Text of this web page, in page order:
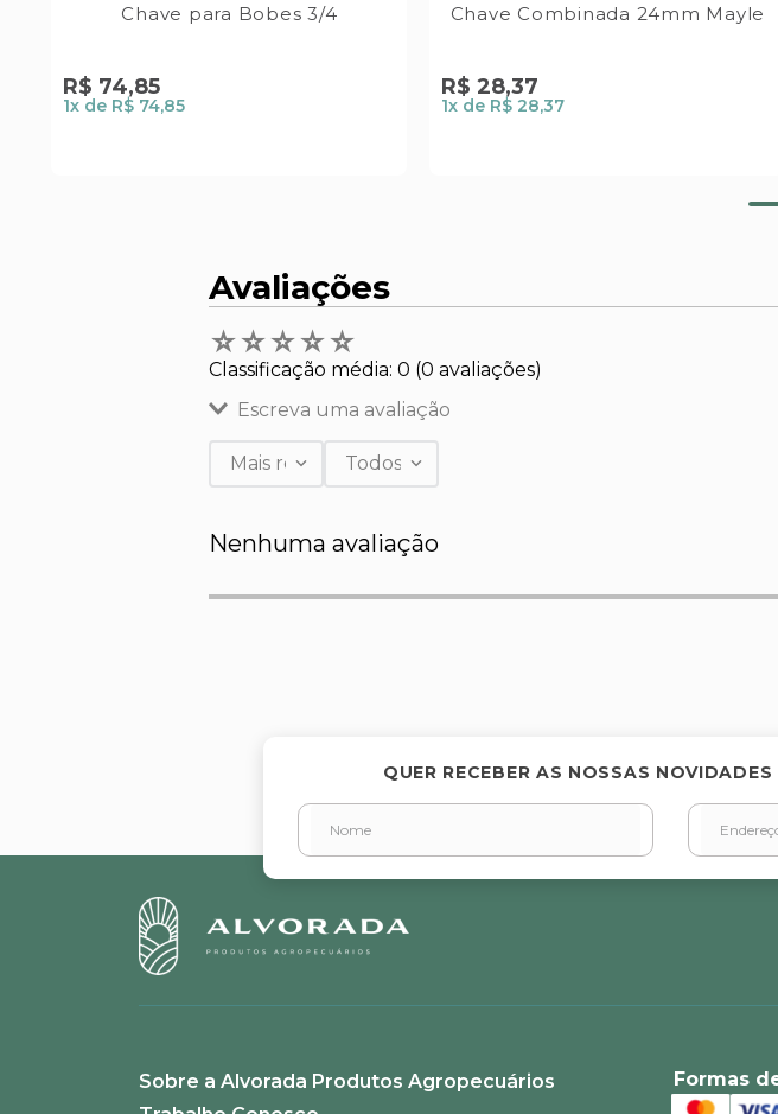
Chave para Bobes 3/4
R$ 74,85
1x de R$ 74,85
Chave Combinada 24mm Mayle
R$ 28,37
1x de R$ 28,37
Avaliações
☆☆☆☆☆
Classificação média: 0 (0 avaliações)
Escreva uma avaliação
Título
Endereço de email
Escreva uma avaliação
ENVIAR AVALIAÇÃO
Mais recentesTodos
Nenhuma avaliação
QUER RECEBER AS NOSSAS
Sobre a Alvorada Produtos Agropecuários
Formas